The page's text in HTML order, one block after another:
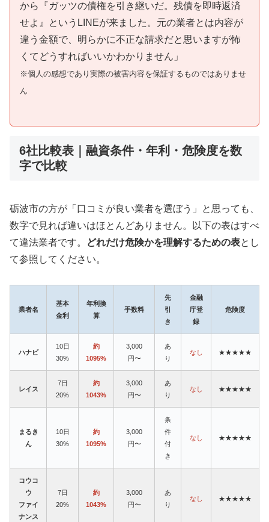
から『ガッツの債権を引き継いだ。残債を即時返済
せよ』というLINEが来ました。元の業者とは内容が
違う金額で、明らかに不正な請求だと思いますが怖
くてどうすればいいかわかりません」
※個人の感想であり実際の被害内容を保証するものではありませ
ん
6社比較表｜融資条件・年利・危険度を数
字で比較
砺波市の方が「口コミが良い業者を選ぼう」と思っても、
数字で見れば違いはほとんどありません。以下の表はすべ
て違法業者です。
どれだけ危険かを理解するための表とし
て参照してください。
業者名
基本
金利
年利換
算
手数料
先
引
き
金融
庁登
録
危険度
ハナビ
10日
30%
約
1095%
3,000
円〜
あ
り
なし ★★★★★
レイス
7日
20%
約
1043%
3,000
円〜
あ
り
なし ★★★★★
まるき
ん
10日
30%
約
1095%
3,000
円〜
条
件
付
き
なし ★★★★★
コウコ
ウ
ファイ
ナンス
7日
20%
約
1043%
3,000
円〜
あ
り
なし ★★★★★